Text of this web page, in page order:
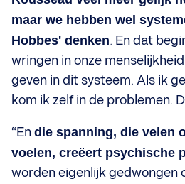
maar we hebben wel
Hobbes' denken. En dat
wringen in onze
geven in dit systeem. Als ik
kom ik zelf in de problemen.
“En die spanning, die velen
voelen, creëert psychische
worden eigenlijk gedwongen